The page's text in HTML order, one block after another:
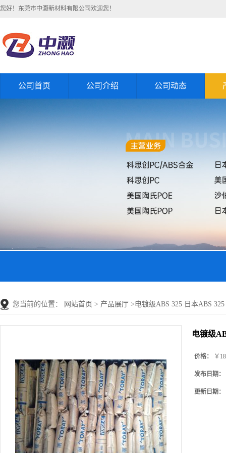
您好！东莞市中灏新材料有限公司欢迎您！
公司首页 公司介绍 公司动态
您当前的位置： 网站首页 > 产品展厅 >电镀级ABS 325 日本ABS
电镀级
价格： ￥
发布日期：
更新日期：